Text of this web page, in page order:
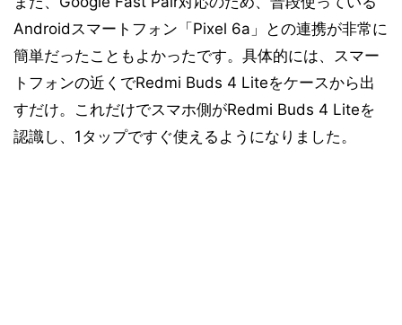
Androidスマートフォン「Pixel 6a」との連携が非常に
簡単だったこともよかったです。具体的には、スマー
トフォンの近くでRedmi Buds 4 Liteをケースから出
すだけ。これだけでスマホ側がRedmi Buds 4 Liteを
認識し、1タップですぐ使えるようになりました。